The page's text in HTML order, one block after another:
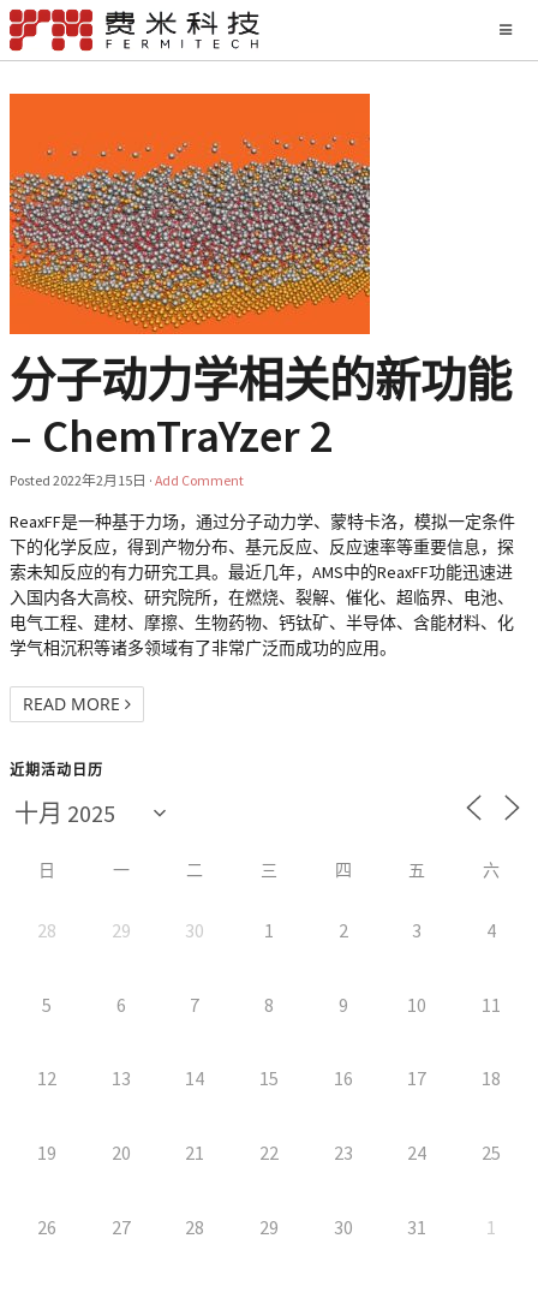
分子动力学相关的新功能
– ChemTraYzer 2
Posted 2022年2月15日 · Add Comment
ReaxFF是一种基于力场，通过分子动力学、蒙特卡洛，模拟一定条件
下的化学反应，得到产物分布、基元反应、反应速率等重要信息，探
索未知反应的有力研究工具。最近几年，AMS中的ReaxFF功能迅速进
入国内各大高校、研究院所，在燃烧、裂解、催化、超临界、电池、
电气工程、建材、摩擦、生物药物、钙钛矿、半导体、含能材料、化
学气相沉积等诸多领域有了非常广泛而成功的应用。
READ MORE
近期活动日历
日 一 二 三 四 五 六
28 29 30 1 2 3 4
5 6 7 8 9 10 11
12 13 14 15 16 17 18
19 20 21 22 23 24 25
26 27 28 29 30 31 1